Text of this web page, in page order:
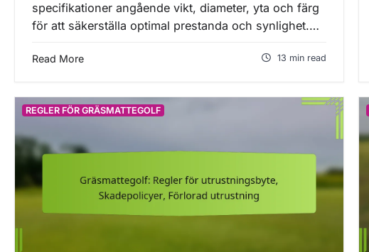
specifikationer angående vikt, diameter, yta och färg
för att säkerställa optimal prestanda och synlighet.…
Read More 13 min read
REGLER FÖR GRÄSMATTEGOLF